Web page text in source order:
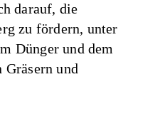
darauf, die
zu fördern, unter
Dünger und dem
Gräsern und